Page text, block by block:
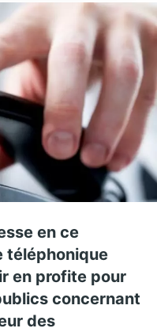
en ce
téléphonique
en profite pour
concernant
des